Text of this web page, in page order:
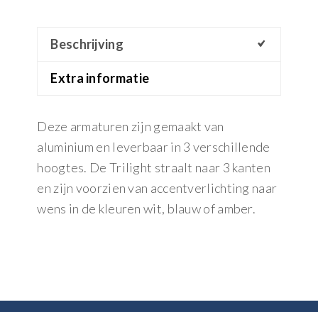
Beschrijving
Extra informatie
Deze armaturen zijn gemaakt van
aluminium en leverbaar in 3 verschillende
hoogtes. De Trilight straalt naar 3 kanten
en zijn voorzien van accentverlichting naar
wens in de kleuren wit, blauw of amber.